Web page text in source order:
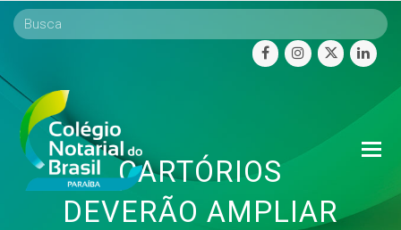
facebookinstagram
twitter
CARTÓRIOS
DEVERÃO AMPLIAR